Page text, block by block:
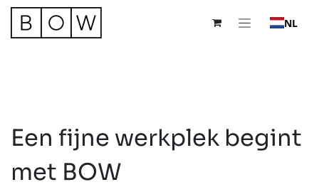
Overslaan naar inhoud
NL
Een fijne werkplek begint
met BOW